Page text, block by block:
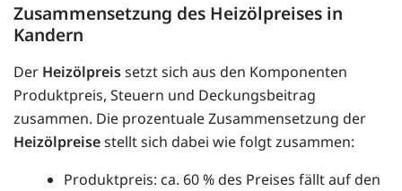
Zusammensetzung des Heizölpreises in
Kandern
Der Heizölpreissetzt sich aus den Komponenten
Produktpreis, Steuern und Deckungsbeitrag
zusammen. Die prozentuale Zusammensetzung der
Heizölpreisestellt sich dabei wie folgt zusammen:
Produktpreis: ca. 60 % des Preises fällt auf den